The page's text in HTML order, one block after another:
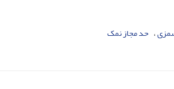
حد مجاز نمک